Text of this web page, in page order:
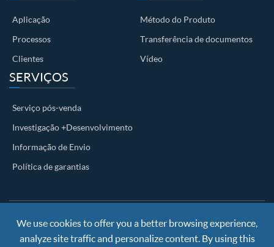
Aplicação
Processos
Clientes
Método do Produto
Transferência de documentos
Vídeo
SERVIÇOS
Serviço pós-venda
Investigação +Desenvolvimento
Informação de Envio
Política de garantias
Copyright ©Nanjing BKN Automation System Co.,LTD.All
Rights Reserved
We use cookies to offer you a better browsing experience,
analyze site traffic and personalize content. By using this